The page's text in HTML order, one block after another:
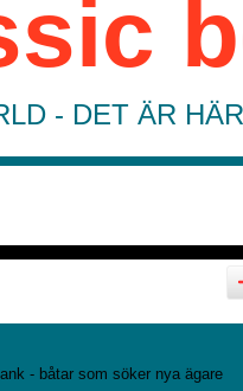
- DET ÄR
- båtar som söker nya ägare